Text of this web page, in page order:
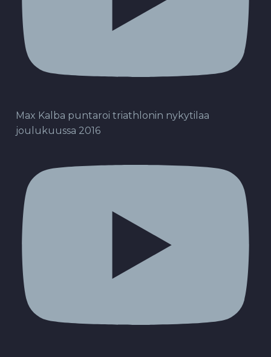
Max Kalba puntaroi triathlonin nykytilaa
joulukuussa 2016